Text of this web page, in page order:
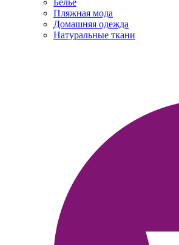
Пляжная мода
Домашняя одежда
Натуральные ткани